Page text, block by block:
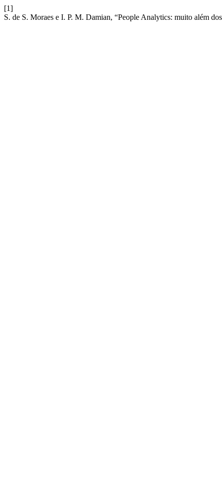
[1]
S. de S. Moraes e I. P. M. Damian, “People Analytics: muito além